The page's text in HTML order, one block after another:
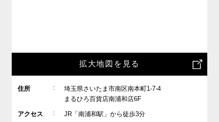
拡大地図を見る
住所 :
埼玉県さいたま市南区南本町1-7-4
まるひろ百貨店南浦和店6F
アクセス : JR「南浦和駅」から徒歩3分